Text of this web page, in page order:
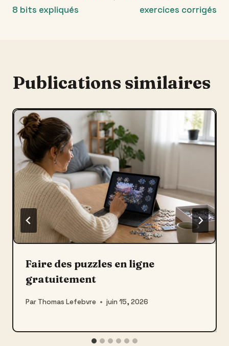
l’article
8 bits expliqués
exercices corrigés
Publications similaires
Faire des puzzles en ligne
gratuitement
Par Thomas Lefebvre juin 15, 2026